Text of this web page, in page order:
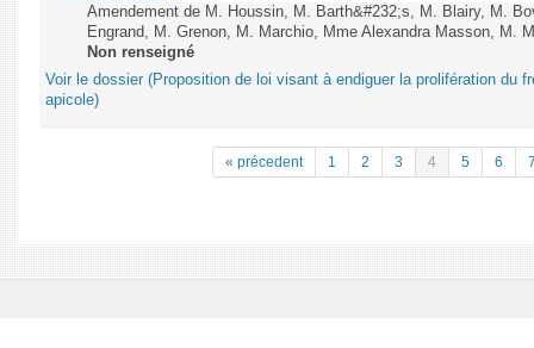
Amendement de M. Houssin, M. Barth&#232;s, M. Blairy, M.
Engrand, M. Grenon, M. Marchio, Mme Alexandra Masson, M.
Non renseigné
Voir le dossier (Proposition de loi visant à endiguer la prolifération du
apicole)
« précedent 1 2 3 4 5 6